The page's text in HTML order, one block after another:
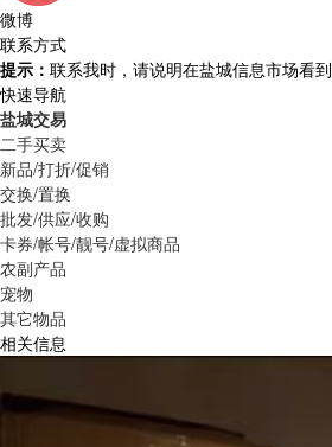
微博
联系方式
提示： 联系我时，请说明在盐城信息市场看
快速导航
盐城交易
二手买卖
新品/打折/促销
交换/置换
批发/供应/收购
卡券/帐号/靓号/虚拟商品
农副产品
宠物
其它物品
相关信息